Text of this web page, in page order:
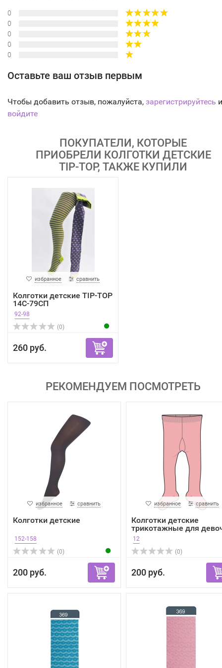
0
0
0
0
0
Оставьте ваш отзыв первым
Чтобы добавить отзыв, пожалуйста, зарегистрируйтесь
войдите
ПОКУПАТЕЛИ, КОТОРЫЕ
ПРИОБРЕЛИ КОЛГОТКИ ДЕТСКИЕ
TIP-TOP, ТАКЖЕ КУПИЛИ
избранное сравнить
Колготки детские TIP-TOP
14С-79СП
92-98
(0)
260 руб.
РЕКОМЕНДУЕМ ПОСМОТРЕТЬ
избранное сравнить
Колготки детские
152-158
(0)
200 руб.
избранное сравнить
Колготки детские
трикотажные для
12
(0)
200 руб.